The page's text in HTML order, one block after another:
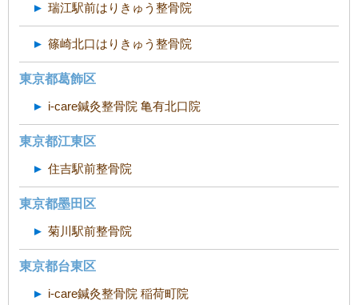
瑞江駅前はりきゅう整骨院
篠崎北口はりきゅう整骨院
東京都葛飾区
i-care鍼灸整骨院 亀有北口院
東京都江東区
住吉駅前整骨院
東京都墨田区
菊川駅前整骨院
東京都台東区
i-care鍼灸整骨院 稲荷町院